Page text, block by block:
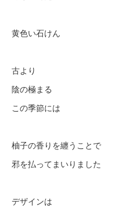
黄色い石けん
古より
陰の極まる
この季節には
柚子の香りを纏うことで
邪を払ってまいりました
デザインは